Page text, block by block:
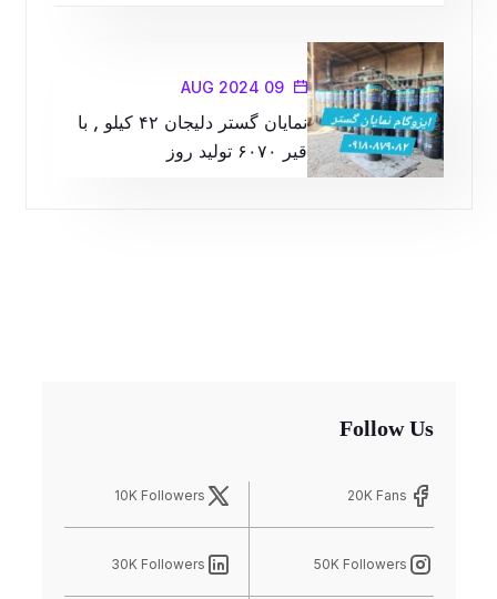
09 AUG 2024
نمایان گستر دلیجان ۴۲ کیلو , با
قیر ۶۰۷۰ تولید روز
Follow Us
20K Fans
10K Followers
50K Followers
30K Followers